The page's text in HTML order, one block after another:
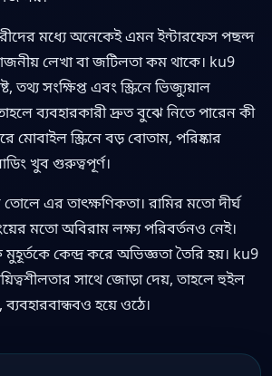
মধ্যে অনেকেই এমন ইন্টারফেস পছন্দ
লেখা বা জটিলতা কম থাকে। ku9
তথ্য সংক্ষিপ্ত এবং স্ক্রিনে ভিজ্যুয়াল
ব্যবহারকারী দ্রুত বুঝে নিতে পারেন কী
মোবাইল স্ক্রিনে বড় বোতাম, পরিষ্কার
খুব গুরুত্বপূর্ণ।
এর তাৎক্ষণিকতা। রামির মতো দীর্ঘ
মতো অবিরাম লক্ষ্য পরিবর্তনও নেই।
কেন্দ্র করে অভিজ্ঞতা তৈরি হয়। ku9
সাথে জোড়া দেয়, তাহলে হুইল
হয়ে ওঠে।